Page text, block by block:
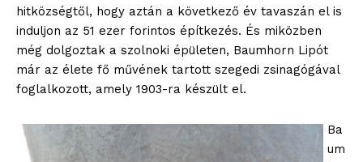
hitközségtől, hogy aztán a következő év tavaszán el is
induljon az 51 ezer forintos építkezés. És miközben
még dolgoztak a szolnoki épületen, Baumhorn Lipót
már az élete fő művének tartott szegedi zsinagógával
foglalkozott, amely 1903-ra készült el.
Ba
um